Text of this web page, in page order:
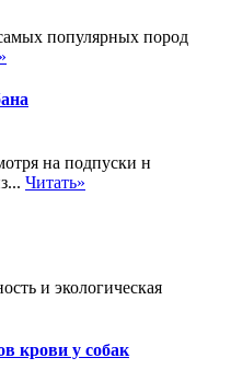
популярных пород
на подпуски н
Читать»
и экологическая
крови у собак